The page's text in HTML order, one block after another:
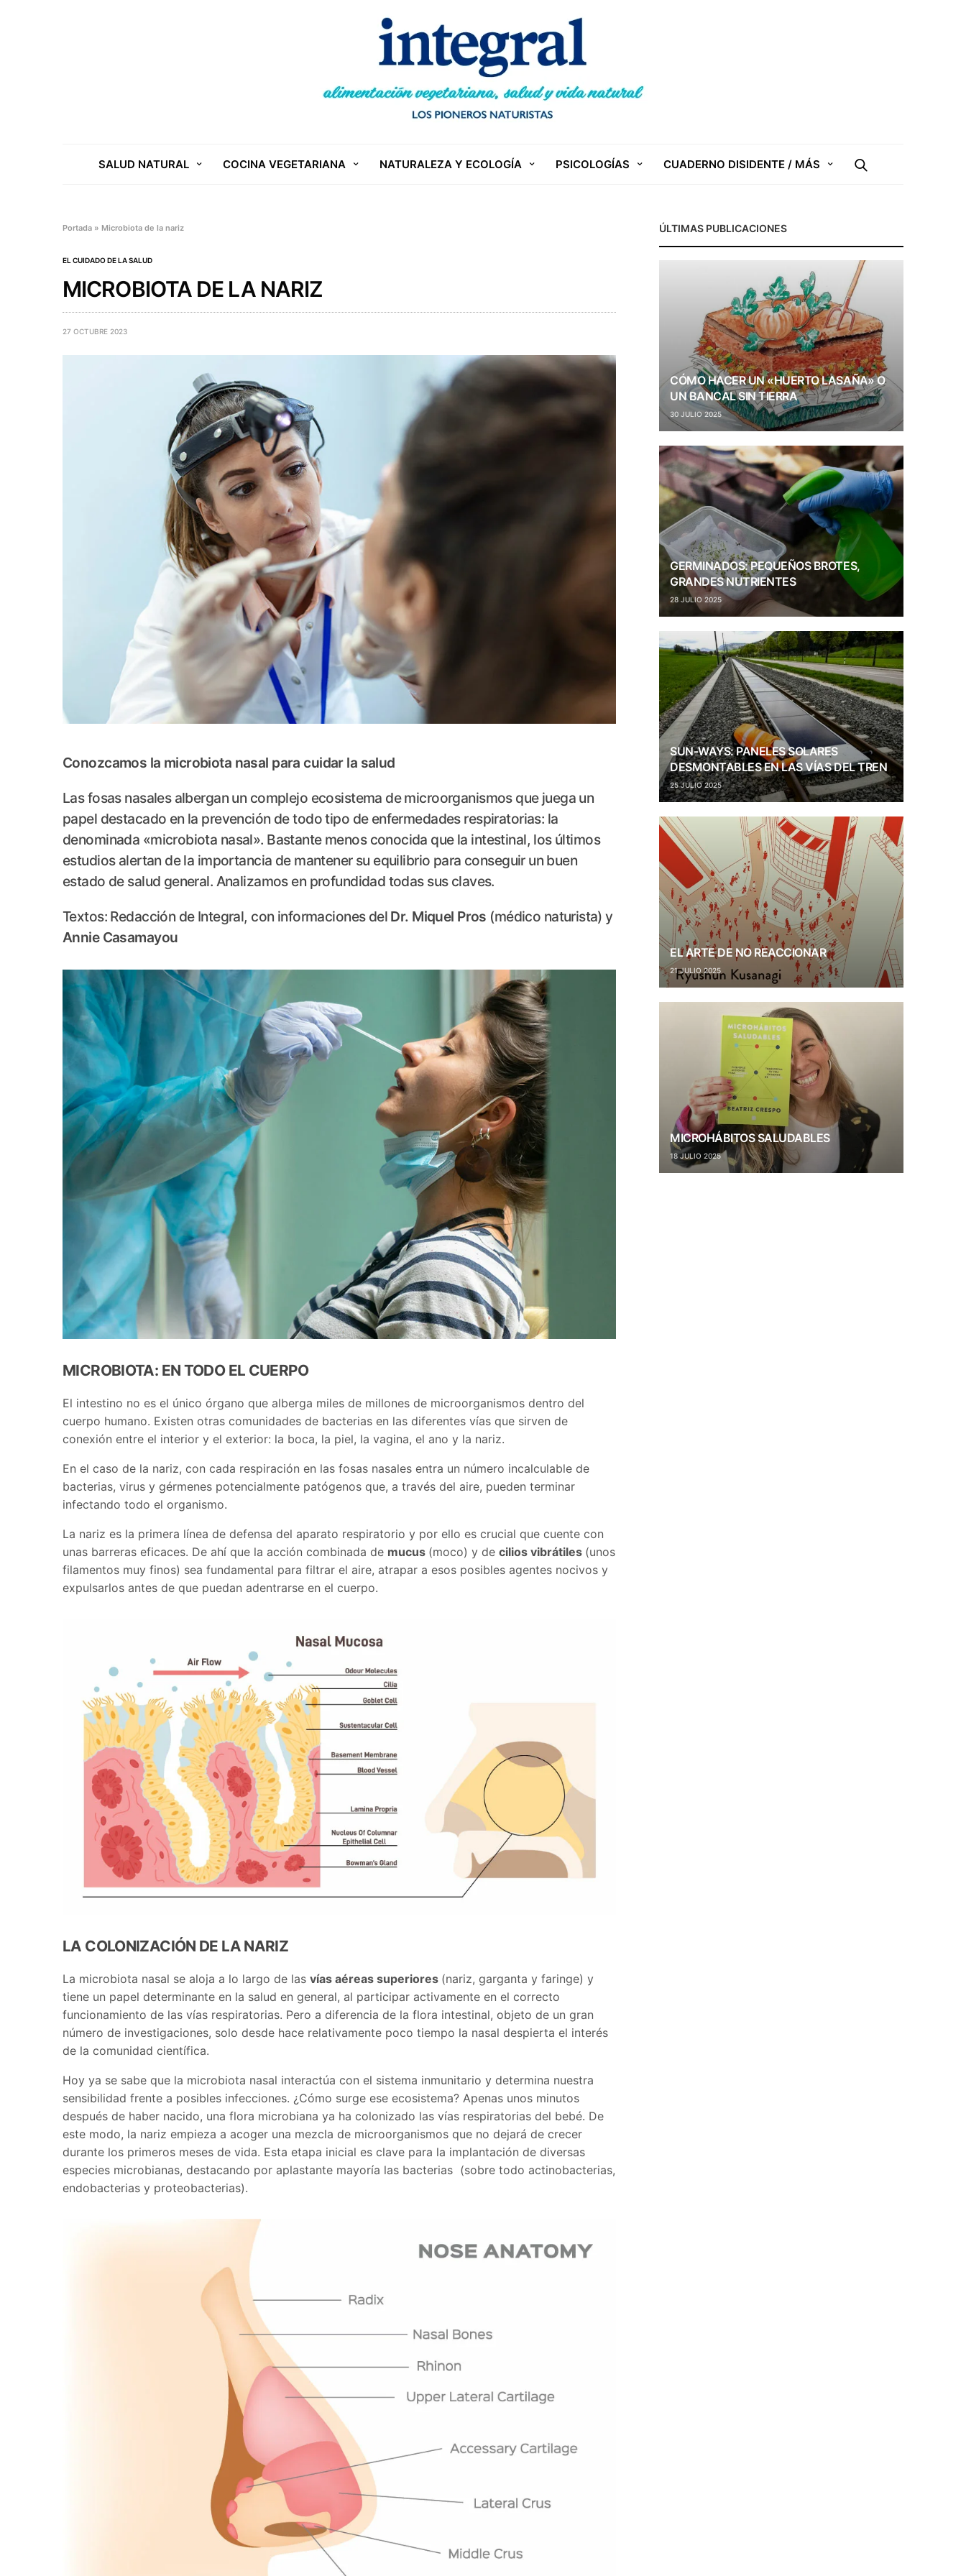
SALUD NATURAL COCINA VEGETARIANA NATURALEZA Y ECOLOGÍA PSICOLOGÍAS CUADERNO DISIDENTE / MÁS
Portada » Microbiota de la nariz
EL CUIDADO DE LA SALUD
MICROBIOTA DE LA NARIZ
27 OCTUBRE 2023
Conozcamos la microbiota nasal para cuidar la salud
Las fosas nasales albergan un complejo ecosistema de microorganismos que juega un
papel destacado en la prevención de todo tipo de enfermedades respiratorias: la
denominada «microbiota nasal». Bastante menos conocida que la intestinal, los últimos
estudios alertan de la importancia de mantener su equilibrio para conseguir un buen
estado de salud general. Analizamos en profundidad todas sus claves.
Textos: Redacción de Integral, con informaciones del Dr. Miquel Pros (médico naturista) y
Annie Casamayou
MICROBIOTA: EN TODO EL CUERPO
El intestino no es el único órgano que alberga miles de millones de microorganismos dentro del
cuerpo humano. Existen otras comunidades de bacterias en las diferentes vías que sirven de
conexión entre el interior y el exterior: la boca, la piel, la vagina, el ano y la nariz.
En el caso de la nariz, con cada respiración en las fosas nasales entra un número incalculable de
bacterias, virus y gérmenes potencialmente patógenos que, a través del aire, pueden terminar
infectando todo el organismo.
La nariz es la primera línea de defensa del aparato respiratorio y por ello es crucial que cuente con
unas barreras eficaces. De ahí que la acción combinada de mucus (moco) y decilios vibrátiles (unos
filamentos muy finos) sea fundamental para filtrar el aire, atrapar a esos posibles agentes nocivos y
expulsarlos antes de que puedan adentrarse en el cuerpo.
LA COLONIZACIÓN DE LA NARIZ
La microbiota nasal se aloja a lo largo de lasvías aéreas superiores (nariz, garganta y faringe) y
tiene un papel determinante en la salud en general, al participar activamente en el correcto
funcionamiento de las vías respiratorias. Pero a diferencia de la flora intestinal, objeto de un gran
número de investigaciones, solo desde hace relativamente poco tiempo la nasal despierta el interés
de la comunidad científica.
Hoy ya se sabe que la microbiota nasal interactúa con el sistema inmunitario y determina nuestra
sensibilidad frente a posibles infecciones. ¿Cómo surge ese ecosistema? Apenas unos minutos
después de haber nacido, una flora microbiana ya ha colonizado las vías respiratorias del bebé. De
este modo, la nariz empieza a acoger una mezcla de microorganismos que no dejará de crecer
durante los primeros meses de vida. Esta etapa inicial es clave para la implantación de diversas
especies microbianas, destacando por aplastante mayoría las bacterias (sobre todo actinobacterias,
endobacterias y proteobacterias).
ÚLTIMAS PUBLICACIONES
CÓMO HACER UN «HUERTO LASAÑA» O
UN BANCAL SIN TIERRA
30 JULIO 2025
GERMINADOS: PEQUEÑOS BROTES,
GRANDES NUTRIENTES
28 JULIO 2025
SUN-WAYS: PANELES SOLARES
DESMONTABLES EN LAS VÍAS DEL TREN
25 JULIO 2025
EL ARTE DE NO REACCIONAR
21 JULIO 2025
MICROHÁBITOS SALUDABLES
18 JULIO 2025